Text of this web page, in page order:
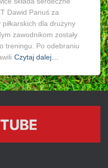
Dawid Panuś za
dla drużyny
zawodnikom zostały
treningu. Po odebraniu
Czytaj dalej…